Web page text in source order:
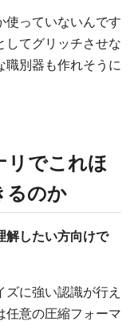
使っていないんです
してグリッチさせな
職別器も作れそうに
リでこれほ
るのか
解したい方向けで
に強い認識が行え
任意の圧縮フォーマ